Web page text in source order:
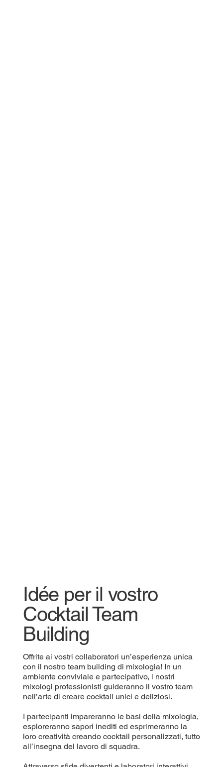
Idée per il vostro
Cocktail Team
Building
Offrite ai vostri collaboratori un’esperienza unica
con il nostro team building di mixologia! In un
ambiente conviviale e partecipativo, i nostri
mixologi professionisti guideranno il vostro team
nell’arte di creare cocktail unici e deliziosi.
I partecipanti impareranno le basi della mixologia,
esploreranno sapori inediti ed esprimeranno la
loro creatività creando cocktail personalizzati, tutto
all’insegna del lavoro di squadra.